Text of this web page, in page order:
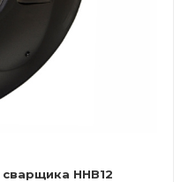
ННВ12